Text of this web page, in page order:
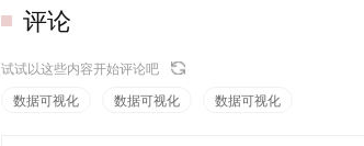
评论
试试以这些内容开始评论吧
数据可视化
数据可视化 数据可视化